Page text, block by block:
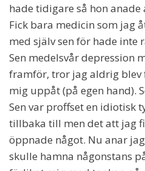
hade tidigare så hon
Fick bara medicin som jag
med själv sen för hade inte
Sen medelsvår depression
framför, tror jag aldrig blev
mig uppåt (på egen hand).
Sen var proffset en idiotisk
tillbaka till men det att jag
öppnade något. Nu anar
skulle hamna någonstans